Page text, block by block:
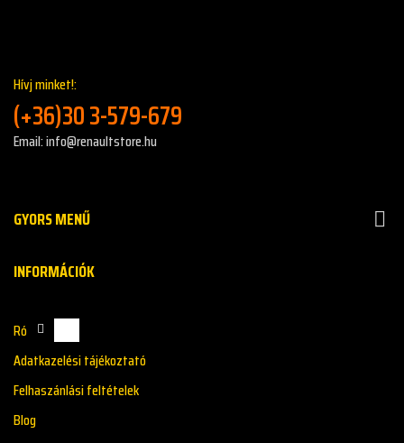
Hívj minket!:
(+36)30 3-579-679
Email: info@renaultstore.hu
GYORS MENŰ 
INFORMÁCIÓK
Rólunk
Adatkazelési tájékoztató
Felhaszánlási feltételek
Blog